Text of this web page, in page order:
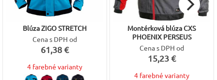
Blúza ZIGO STRETCH
Cena s DPH od
61,38 €
4 farebné varianty
Montérková blúza CXS
PHOENIX PERSEUS
Cena s DPH od
15,23 €
4 farebné varianty